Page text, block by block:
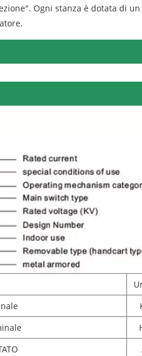
Ogni stanza è dotata di